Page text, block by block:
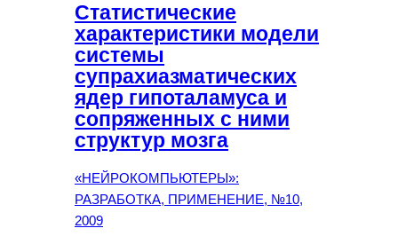
Статистические
характеристики модели
системы
супрахиазматических
ядер гипоталамуса и
сопряженных с ними
структур мозга
«НЕЙРОКОМПЬЮТЕРЫ»:
РАЗРАБОТКА, ПРИМЕНЕНИЕ, №10,
2009